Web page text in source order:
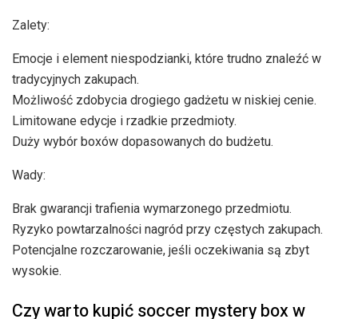
Zalety:
Emocje i element niespodzianki, które trudno znaleźć w
tradycyjnych zakupach.
Możliwość zdobycia drogiego gadżetu w niskiej cenie.
Limitowane edycje i rzadkie przedmioty.
Duży wybór boxów dopasowanych do budżetu.
Wady:
Brak gwarancji trafienia wymarzonego przedmiotu.
Ryzyko powtarzalności nagród przy częstych zakupach.
Potencjalne rozczarowanie, jeśli oczekiwania są zbyt
wysokie.
Czy warto kupić soccer mystery box w